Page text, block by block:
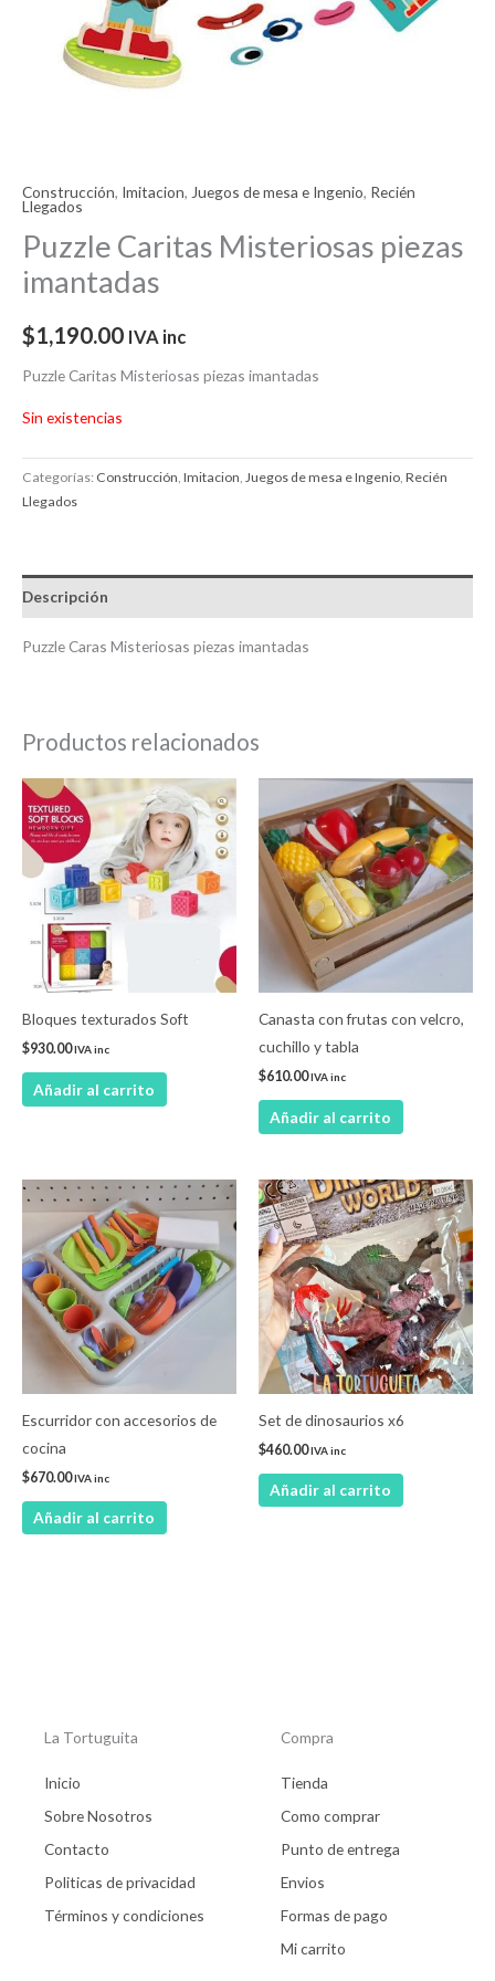
Construcción, Imitacion, Juegos de mesa e Ingenio, Recién
Llegados
Puzzle Caritas Misteriosas piezas
imantadas
$1,190.00 IVA inc
Puzzle Caritas Misteriosas piezas imantadas
Sin existencias
Categorías: Construcción, Imitacion, Juegos de mesa e Ingenio, Recién
Llegados
Descripción
Puzzle Caras Misteriosas piezas imantadas
Productos relacionados
Bloques texturados Soft
$930.00IVA inc
Añadir al carrito
Canasta con frutas con velcro,
cuchillo y tabla
$610.00IVA inc
Añadir al carrito
Escurridor con accesorios de
cocina
$670.00IVA inc
Añadir al carrito
Set de dinosaurios x6
$460.00IVA inc
Añadir al carrito
La Tortuguita
Inicio
Sobre Nosotros
Contacto
Politicas de privacidad
Términos y condiciones
Compra
Tienda
Como comprar
Punto de entrega
Envios
Formas de pago
Mi carrito